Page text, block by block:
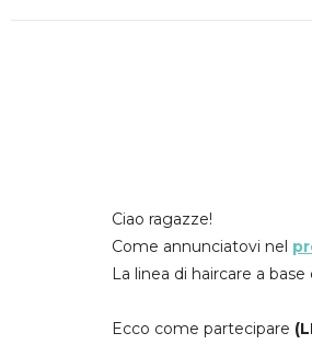
Ciao ragazze!
Come annunciatovi nel
La linea di haircare a
Ecco come partecipare